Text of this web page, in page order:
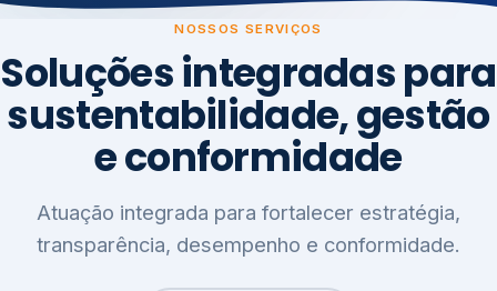
NOSSOS SERVIÇOS
Soluções integradas para
sustentabilidade, gestão
e conformidade
Atuação integrada para fortalecer estratégia,
transparência, desempenho e conformidade.